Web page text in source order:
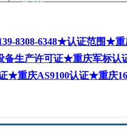
8308-6348★认证范围★重
备生产许可证★重庆军标认
★重庆AS9100认证★重庆